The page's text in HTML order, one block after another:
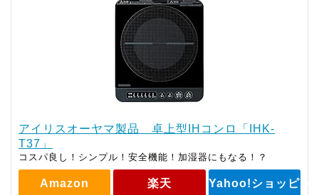
アイリスオーヤマ製品 卓上型IHコンロ「IHK-
T37」
コスパ良し！シンプル！安全機能！加湿器にもなる！？
Amazon 楽天 Yahoo!ショッピン